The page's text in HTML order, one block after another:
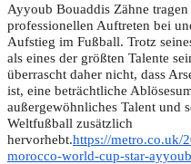
Ayyoub Bouaddis Zähne
professionellen Auftreten bei
Aufstieg im Fußball. Trotz
als eines der größten Talente
überrascht daher nicht, dass
ist, eine beträchtliche
außergewöhnliches Talent und
Weltfußball zusätzlich
hervorhebt.https://metro.co.uk/
morocco-world-cup-star-